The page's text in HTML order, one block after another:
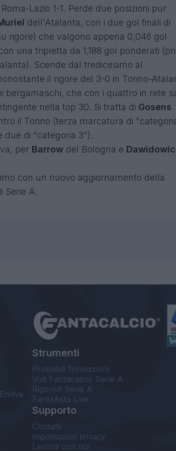
Lazio 1-1. Perde due posizioni pur
dell'Atalanta, con i due gol finali di
rigore) che valgono appena 0,046 gol
una tripletta da 1,188 gol ponderati
Scende dal tredicesimo al
il rigore del 3-0 in Torino-
bergamaschi, che con i quattro in rete
nella top 30. Si tratta di Gosens
il Torino (terza marcatura di
due di "categoria 3").
per Barrow del Bologna e
con un nuovo aggiornamento della
Serie A.
Strumenti
Probabili formazioni
Voti Fantacalcio Serie A
Rigoristi Serie A
FantaAsta Live
Supporto
Contatti
Impostazioni privacy
Lavora con noi